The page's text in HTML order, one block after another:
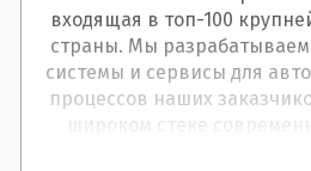
входящая в топ-100
страны. Мы
системы и сервисы для
процессов наших
широком стеке